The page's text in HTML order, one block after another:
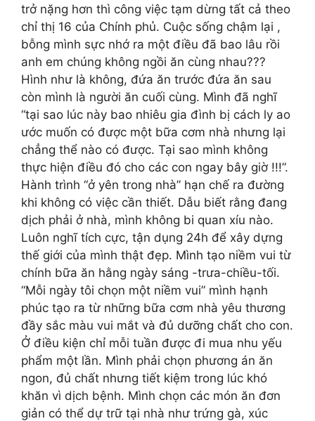
trở nặng hơn thì công việc tạm dừng tất cả theo
chỉ thị 16 của Chính phủ. Cuộc sống chậm lại ,
bỗng mình sực nhớ ra một điều đã bao lâu rồi
anh em chúng không ngồi ăn cùng nhau???
Hình như là không, đứa ăn trước đứa ăn sau
còn mình là người ăn cuối cùng. Mình đã nghĩ
“tại sao lúc này bao nhiêu gia đình bị cách ly ao
ước muốn có được một bữa cơm nhà nhưng lại
chẳng thể nào có được. Tại sao mình không
thực hiện điều đó cho các con ngay bây giờ !!!”.
Hành trình “ở yên trong nhà” hạn chế ra đường
khi không có việc cần thiết. Dẫu biết rằng đang
dịch phải ở nhà, mình không bi quan xíu nào.
Luôn nghĩ tích cực, tận dụng 24h để xây dựng
thế giới của mình thật đẹp. Mình tạo niềm vui từ
chính bữa ăn hằng ngày sáng -trưa-chiều-tối.
“Mỗi ngày tôi chọn một niềm vui” mình hạnh
phúc tạo ra từ những bữa cơm nhà yêu thương
đầy sắc màu vui mắt và đủ dưỡng chất cho con.
Ở điều kiện chỉ mỗi tuần được đi mua nhu yếu
phẩm một lần. Mình phải chọn phương án ăn
ngon, đủ chất nhưng tiết kiệm trong lúc khó
khăn vì dịch bệnh. Mình chọn các món ăn đơn
giản có thể dự trữ tại nhà như trứng gà, xúc